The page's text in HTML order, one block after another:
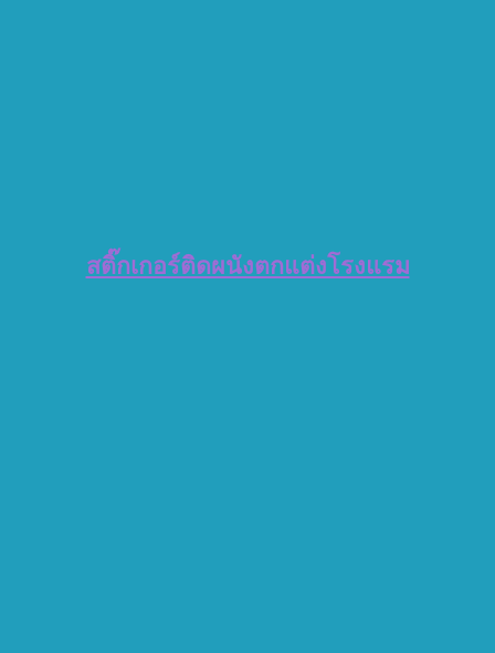
สติ๊กเกอร์ติดผนังตกแต่งโรงแรม